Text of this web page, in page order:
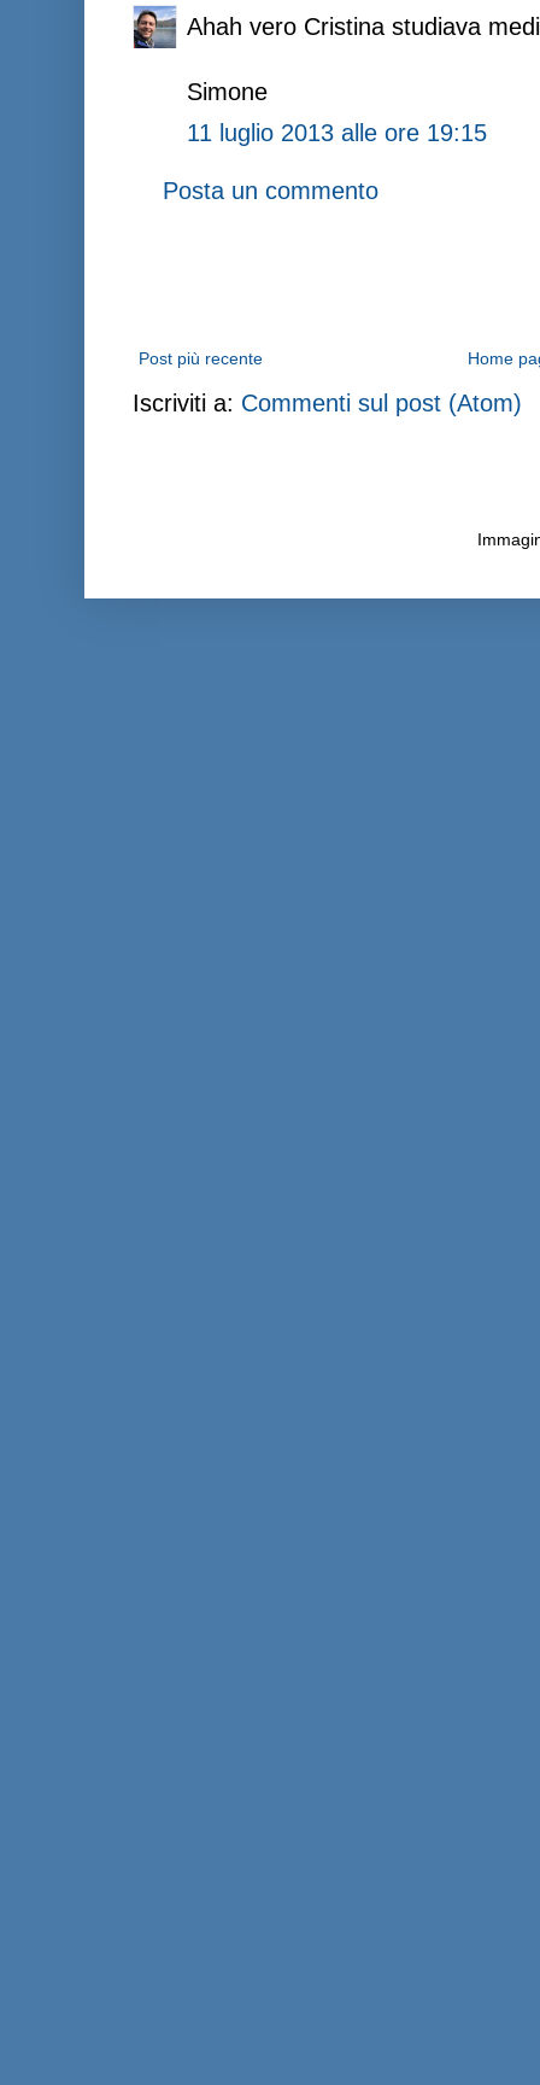
Ahah vero Cristina studiava
Simone
11 luglio 2013 alle ore 19:15
Posta un commento
Post più recente Home
Iscriviti a: Commenti sul post (Atom)